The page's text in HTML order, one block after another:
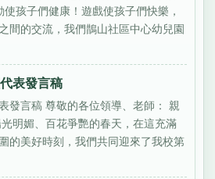
孩子們健康！遊戲使孩子們快樂，
間的交流，我們鵲山社區中心幼兒園
表發言稿
發言稿 尊敬的各位領導、老師： 親
明媚、百花爭艷的春天，在這充滿
的美好時刻，我們共同迎來了我校第